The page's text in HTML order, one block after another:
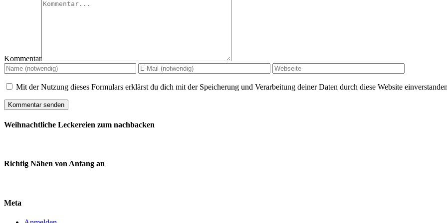
Kommentar
Mit der Nutzung dieses Formulars erklärst du dich mit der Speicherung und Verarbeitung deiner Daten durch diese Website
Weihnachtliche Leckereien zum nachbacken
Richtig Nähen von Anfang an
Meta